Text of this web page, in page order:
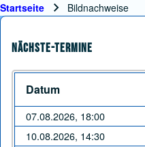
Pfadnavigation
Startseite Bildnachweise
Nächste-Termine
Datum
07.08.2026, 18:00
10.08.2026, 14:30